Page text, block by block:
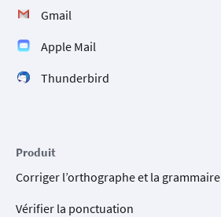
Gmail
Apple Mail
Thunderbird
Produit
Corriger l’orthographe et la grammaire
Vérifier la ponctuation